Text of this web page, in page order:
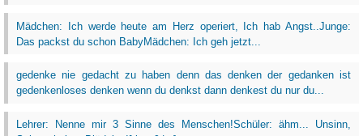
Mädchen: Ich werde heute am Herz operiert, Ich hab Angst..Junge:
Das packst du schon BabyMädchen: Ich geh jetzt...
gedenke nie gedacht zu haben denn das denken der gedanken ist
gedenkenloses denken wenn du denkst dann denkest du nur du...
Lehrer: Nenne mir 3 Sinne des Menschen!Schüler: ähm... Unsinn,